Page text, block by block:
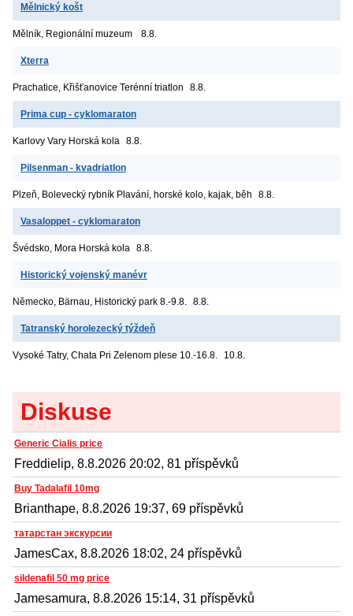
Mělnický košt
Mělník, Regionální muzeum 8.8.
Xterra
Prachatice, Křišťanovice Terénní triatlon 8.8.
Prima cup - cyklomaraton
Karlovy Vary Horská kola 8.8.
Pilsenman - kvadriatlon
Plzeň, Bolevecký rybník Plavání, horské kolo, kajak, běh 8.8.
Vasaloppet - cyklomaraton
Švédsko, Mora Horská kola 8.8.
Historický vojenský manévr
Německo, Bärnau, Historický park 8.-9.8. 8.8.
Tatranský horolezecký týždeň
Vysoké Tatry, Chata Pri Zelenom plese 10.-16.8. 10.8.
Diskuse
Generic Cialis price
Freddielip, 8.8.2026 20:02, 81 příspěvků
Buy Tadalafil 10mg
Brianthape, 8.8.2026 19:37, 69 příspěvků
татарстан экскурсии
JamesCax, 8.8.2026 18:02, 24 příspěvků
sildenafil 50 mg price
Jamesamura, 8.8.2026 15:14, 31 příspěvků